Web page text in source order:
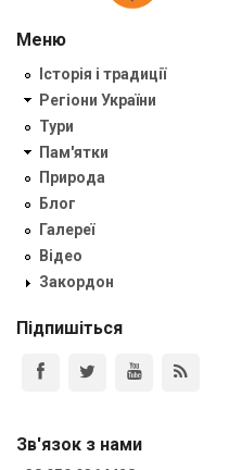
Меню
Історія і традиції
Регіони України
Тури
Пам'ятки
Природа
Блог
Галереї
Відео
Закордон
Підпишіться
Зв'язок з нами